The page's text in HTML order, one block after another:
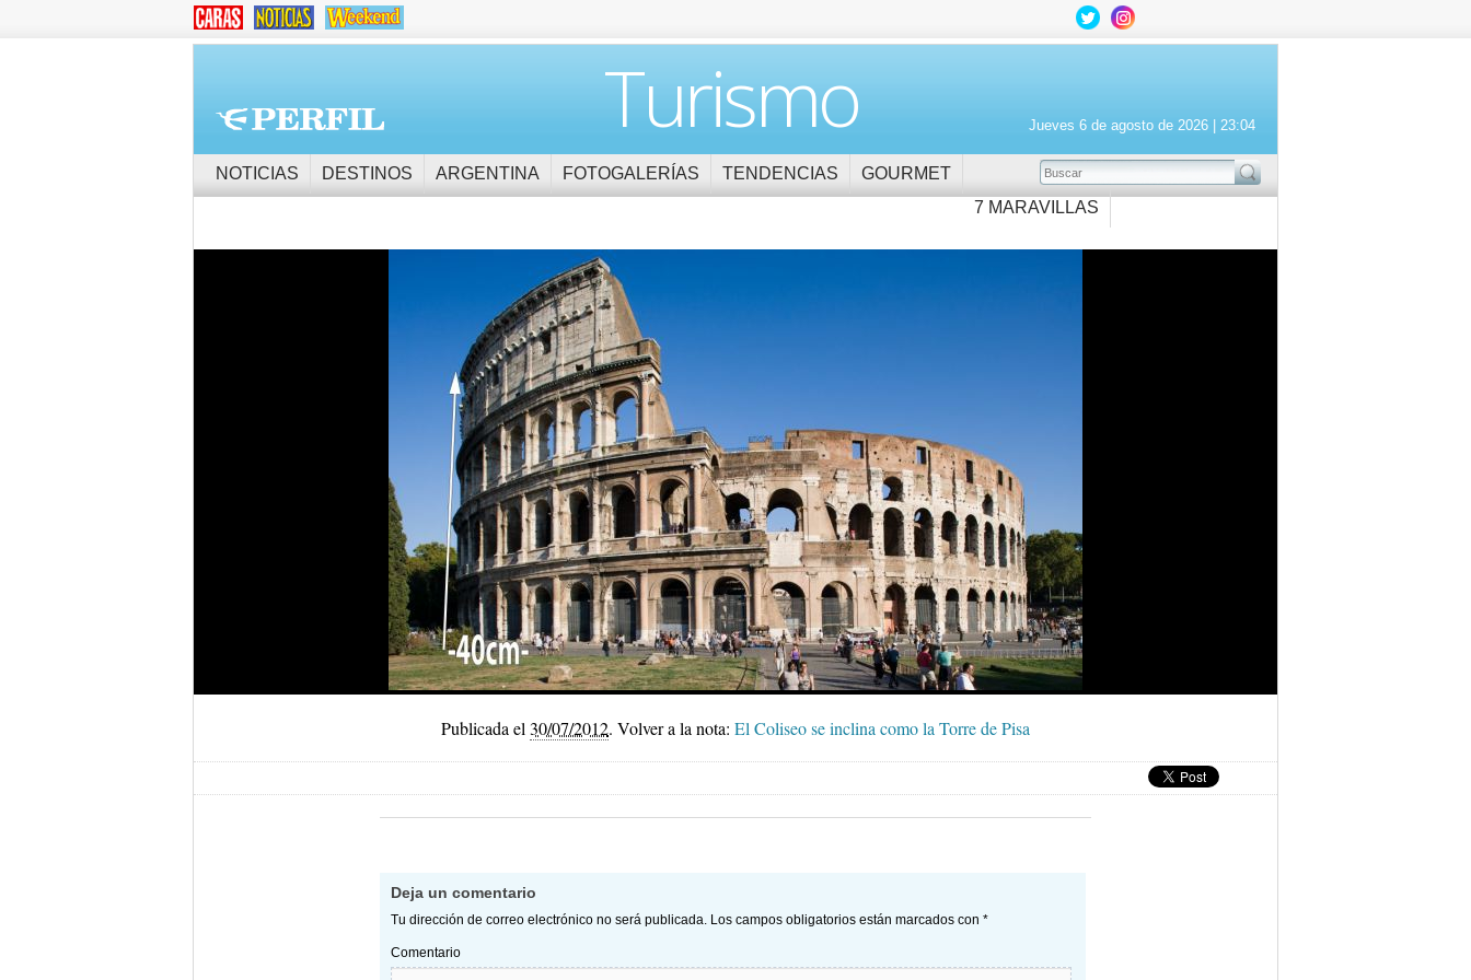
Jueves 6 de agosto de 2026 | 23:04
Turismo
BUSCAR
NOTICIAS DESTINOS ARGENTINA FOTOGALERÍAS TENDENCIAS
GOURMET
7 MARAVILLAS
Publicada el 30/07/2012. Volver a la nota: El Coliseo se inclina como la Torre de Pisa
Deja un comentario
Tu dirección de correo electrónico no será publicada. Los campos obligatorios están marcados con *
Comentario